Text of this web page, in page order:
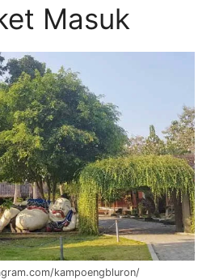
Masuk
kampoengbluron/